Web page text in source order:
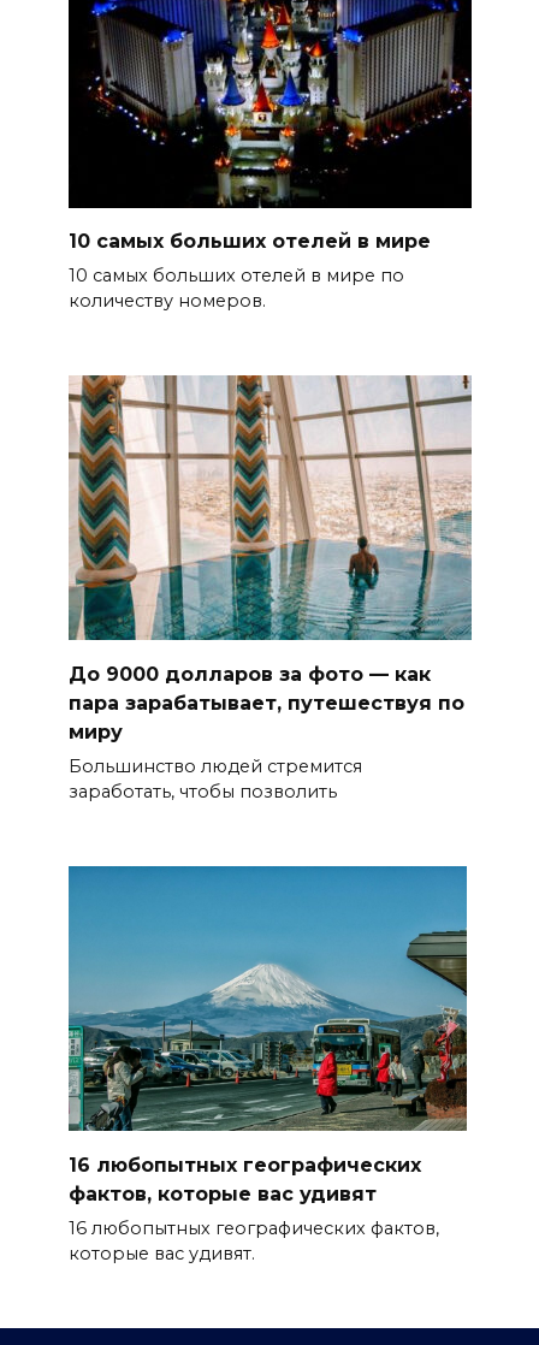
10 самых больших отелей в мире
10 самых больших отелей в мире по
количеству номеров.
До 9000 долларов за фото — как
пара зарабатывает, путешествуя по
миру
Большинство людей стремится
заработать, чтобы позволить
16 любопытных географических
фактов, которые вас удивят
16 любопытных географических фактов,
которые вас удивят.